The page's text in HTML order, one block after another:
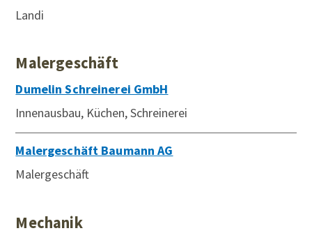
Landi
Malergeschäft
Dumelin Schreinerei GmbH
Innenausbau, Küchen, Schreinerei
Malergeschäft Baumann AG
Malergeschäft
Mechanik